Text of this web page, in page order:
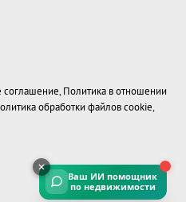
соглашение, Политика в отношении
обработки файлов cookie,
Ваш ИИ помощник
по недвижимости